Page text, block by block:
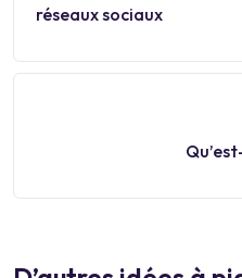
réseaux sociaux